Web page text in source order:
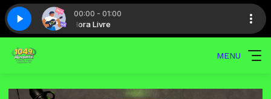
00:00 - 01:00
Livre Hora LivreTradução musical - Completo
MENU